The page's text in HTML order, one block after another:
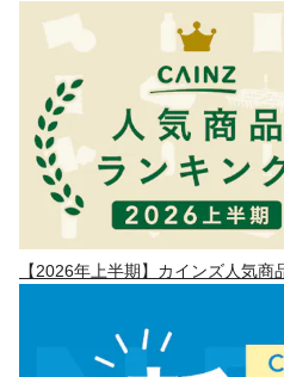
【2026年上半期】カインズ人気商